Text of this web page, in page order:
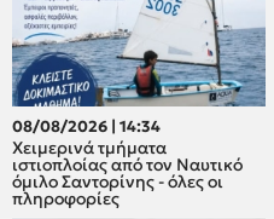
08/08/2026 | 14:34
Χειμερινά τμήματα
ιστιοπλοίας από τον Ναυτικό
όμιλο Σαντορίνης - όλες οι
πληροφορίες